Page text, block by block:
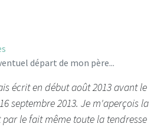
départ de mon père...
écrit en début août 2013 avant le
septembre 2013. Je m'aperçois la
le fait même toute la tendresse